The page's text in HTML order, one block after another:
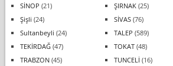
SİNOP (21) ŞIRNAK(25)
Şişli (24) SİVAS(76)
Sultanbeyli (24) TALEP (589)
TEKİRDAĞ(47) TOKAT(48)
TRABZON(45) TUNCELİ (16)